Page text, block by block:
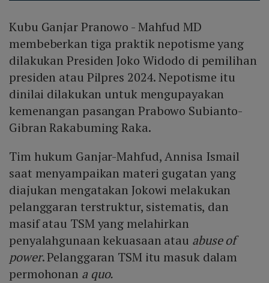
Kubu Ganjar Pranowo - Mahfud MD
membeberkan tiga praktik nepotisme yang
dilakukan Presiden Joko Widodo di pemilihan
presiden atau Pilpres 2024. Nepotisme itu
dinilai dilakukan untuk mengupayakan
kemenangan pasangan Prabowo Subianto-
Gibran Rakabuming Raka.
Tim hukum Ganjar-Mahfud, Annisa Ismail
saat menyampaikan materi gugatan yang
diajukan mengatakan Jokowi melakukan
pelanggaran terstruktur, sistematis, dan
masif atau TSM yang melahirkan
penyalahgunaan kekuasaan atau abuse of
power. Pelanggaran TSM itu masuk dalam
permohonan a quo.